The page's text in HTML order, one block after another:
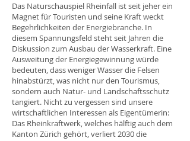
Das Naturschauspiel Rheinfall ist seit jeher ein
Magnet für Touristen und seine Kraft weckt
Begehrlichkeiten der Energiebranche. In
diesem Spannungsfeld steht seit Jahren die
Diskussion zum Ausbau der Wasserkraft. Eine
Ausweitung der Energiegewinnung würde
bedeuten, dass weniger Wasser die Felsen
hinabstürzt, was nicht nur den Tourismus,
sondern auch Natur- und Landschaftsschutz
tangiert. Nicht zu vergessen sind unsere
wirtschaftlichen Interessen als Eigentümerin:
Das Rheinkraftwerk, welches hälftig auch dem
Kanton Zürich gehört, verliert 2030 die